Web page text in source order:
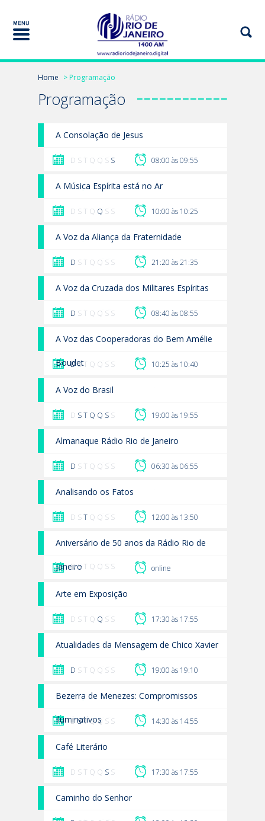
Home > Programação
Programação
A Consolação de Jesus
D S T Q Q S S 08:00 às 09:55
A Música Espírita está no Ar
D S T Q Q S S 10:00 às 10:25
A Voz da Aliança da Fraternidade
D S T Q Q S S 21:20 às 21:35
A Voz da Cruzada dos Militares Espíritas
D S T Q Q S S 08:40 às 08:55
A Voz das Cooperadoras do Bem Amélie
Boudet
DS T Q Q S S 10:25 às 10:40
A Voz do Brasil
D ST Q Q S S 19:00 às 19:55
Almanaque Rádio Rio de Janeiro
D S T Q Q S S 06:30 às 06:55
Analisando os Fatos
D ST Q Q S S 12:00 às 13:50
Aniversário de 50 anos da Rádio Rio de
JaneiroD S T Q Q S S online
Arte em Exposição
D S T Q Q S S 17:30 às 17:55
Atualidades da Mensagem de Chico Xavier
D S T Q Q S S 19:00 às 19:10
Bezerra de Menezes: Compromissos
Iluminativos
DST Q Q S S 14:30 às 14:55
Café Literário
D S T Q Q S S 17:30 às 17:55
Caminho do Senhor